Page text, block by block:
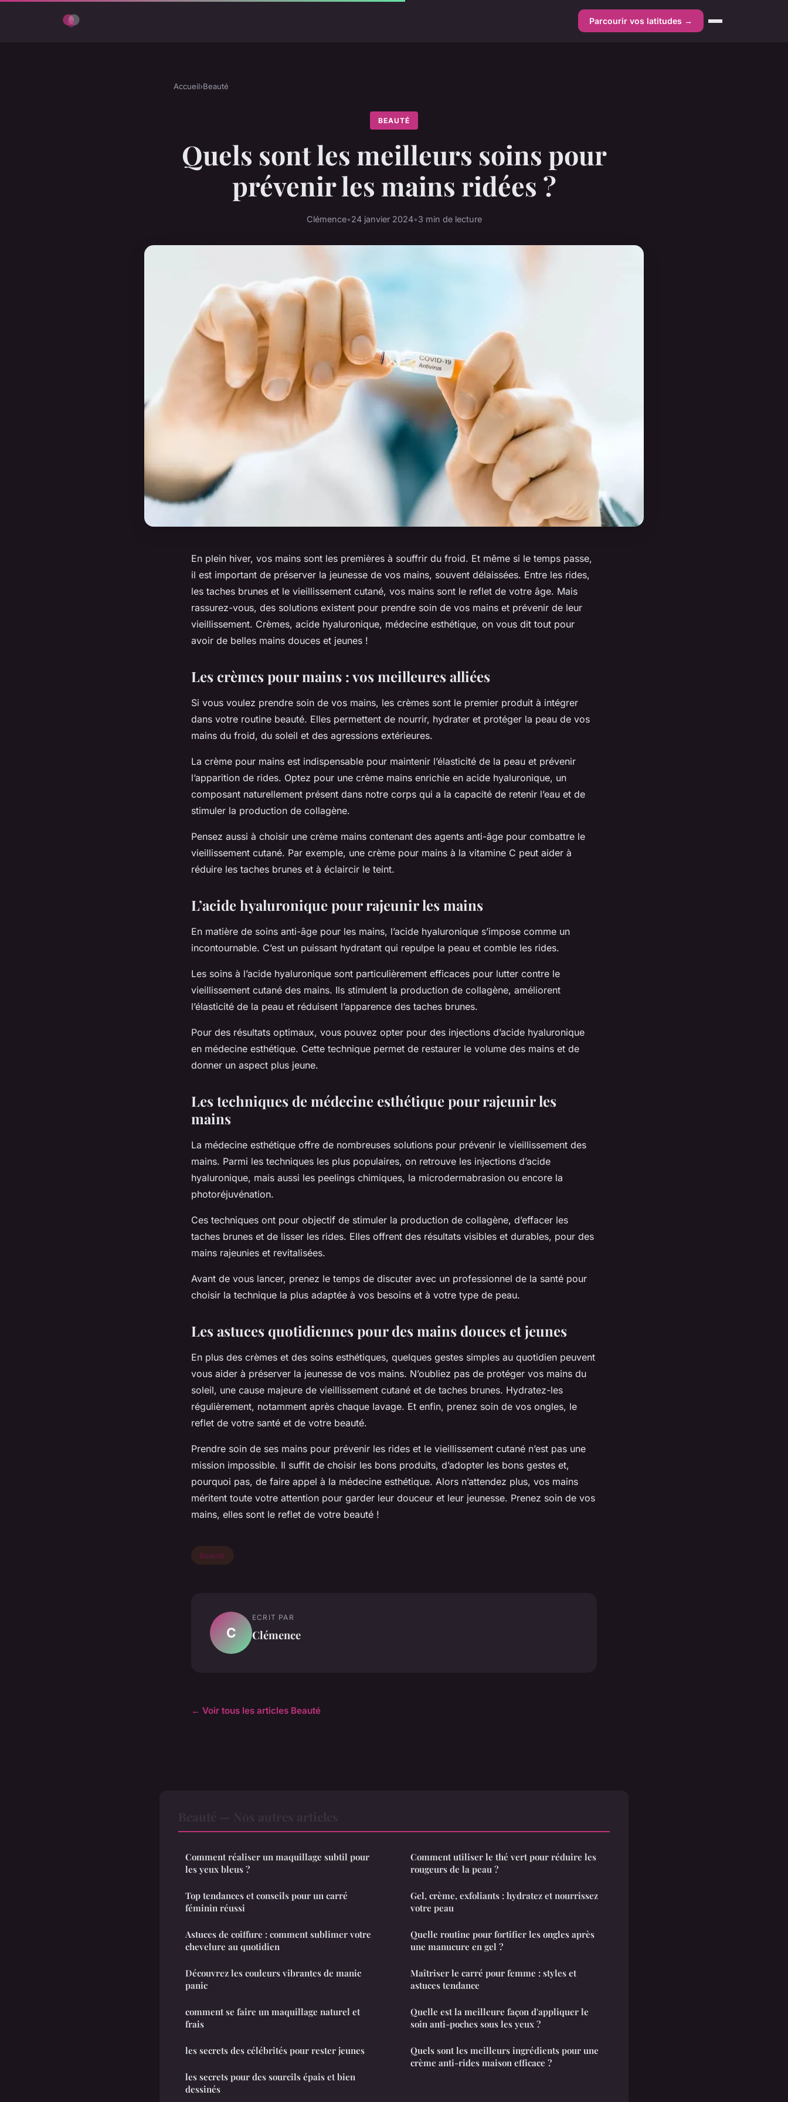
Parcourir vos latitudes →
Accueil›Beauté
BEAUTÉ
Quels sont les meilleurs soins pour
prévenir les mains ridées ?
Clémence•24 janvier 2024•3 min de lecture
En plein hiver, vos mains sont les premières à souffrir du froid. Et même si le temps passe,
il est important de préserver la jeunesse de vos mains, souvent délaissées. Entre les rides,
les taches brunes et le vieillissement cutané, vos mains sont le reflet de votre âge. Mais
rassurez-vous, des solutions existent pour prendre soin de vos mains et prévenir de leur
vieillissement. Crèmes, acide hyaluronique, médecine esthétique, on vous dit tout pour
avoir de belles mains douces et jeunes !
Les crèmes pour mains : vos meilleures alliées
Si vous voulez prendre soin de vos mains, les crèmes sont le premier produit à intégrer
dans votre routine beauté. Elles permettent de nourrir, hydrater et protéger la peau de vos
mains du froid, du soleil et des agressions extérieures.
La crème pour mains est indispensable pour maintenir l’élasticité de la peau et prévenir
l’apparition de rides. Optez pour une crème mains enrichie en acide hyaluronique, un
composant naturellement présent dans notre corps qui a la capacité de retenir l’eau et de
stimuler la production de collagène.
Pensez aussi à choisir une crème mains contenant des agents anti-âge pour combattre le
vieillissement cutané. Par exemple, une crème pour mains à la vitamine C peut aider à
réduire les taches brunes et à éclaircir le teint.
L’acide hyaluronique pour rajeunir les mains
En matière de soins anti-âge pour les mains, l’acide hyaluronique s’impose comme un
incontournable. C’est un puissant hydratant qui repulpe la peau et comble les rides.
Les soins à l’acide hyaluronique sont particulièrement efficaces pour lutter contre le
vieillissement cutané des mains. Ils stimulent la production de collagène, améliorent
l’élasticité de la peau et réduisent l’apparence des taches brunes.
Pour des résultats optimaux, vous pouvez opter pour des injections d’acide hyaluronique
en médecine esthétique. Cette technique permet de restaurer le volume des mains et de
donner un aspect plus jeune.
Les techniques de médecine esthétique pour rajeunir les
mains
La médecine esthétique offre de nombreuses solutions pour prévenir le vieillissement des
mains. Parmi les techniques les plus populaires, on retrouve les injections d’acide
hyaluronique, mais aussi les peelings chimiques, la microdermabrasion ou encore la
photoréjuvénation.
Ces techniques ont pour objectif de stimuler la production de collagène, d’effacer les
taches brunes et de lisser les rides. Elles offrent des résultats visibles et durables, pour des
mains rajeunies et revitalisées.
Avant de vous lancer, prenez le temps de discuter avec un professionnel de la santé pour
choisir la technique la plus adaptée à vos besoins et à votre type de peau.
Les astuces quotidiennes pour des mains douces et jeunes
En plus des crèmes et des soins esthétiques, quelques gestes simples au quotidien peuvent
vous aider à préserver la jeunesse de vos mains. N’oubliez pas de protéger vos mains du
soleil, une cause majeure de vieillissement cutané et de taches brunes. Hydratez-les
régulièrement, notamment après chaque lavage. Et enfin, prenez soin de vos ongles, le
reflet de votre santé et de votre beauté.
Prendre soin de ses mains pour prévenir les rides et le vieillissement cutané n’est pas une
mission impossible. Il suffit de choisir les bons produits, d’adopter les bons gestes et,
pourquoi pas, de faire appel à la médecine esthétique. Alors n’attendez plus, vos mains
méritent toute votre attention pour garder leur douceur et leur jeunesse. Prenez soin de vos
mains, elles sont le reflet de votre beauté !
Beauté
C
ECRIT PAR
Clémence
← Voir tous les articles Beauté
Comment réaliser un maquillage subtil pour
les yeux bleus ?
Top tendances et conseils pour un carré
féminin réussi
Astuces de coiffure : comment sublimer votre
chevelure au quotidien
Découvrez les couleurs vibrantes de manic
panic
comment se faire un maquillage naturel et
frais
les secrets des célébrités pour rester jeunes
les secrets pour des sourcils épais et bien
dessinés
Comment utiliser le thé vert pour réduire les
rougeurs de la peau ?
Gel, crème, exfoliants : hydratez et nourrissez
votre peau
Quelle routine pour fortifier les ongles après
une manucure en gel ?
Maîtriser le carré pour femme : styles et
astuces tendance
Quelle est la meilleure façon d'appliquer le
soin anti-poches sous les yeux ?
Quels sont les meilleurs ingrédients pour une
crème anti-rides maison efficace ?